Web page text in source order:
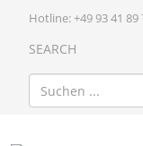
Hotline: +49 93 41 89
SEARCH